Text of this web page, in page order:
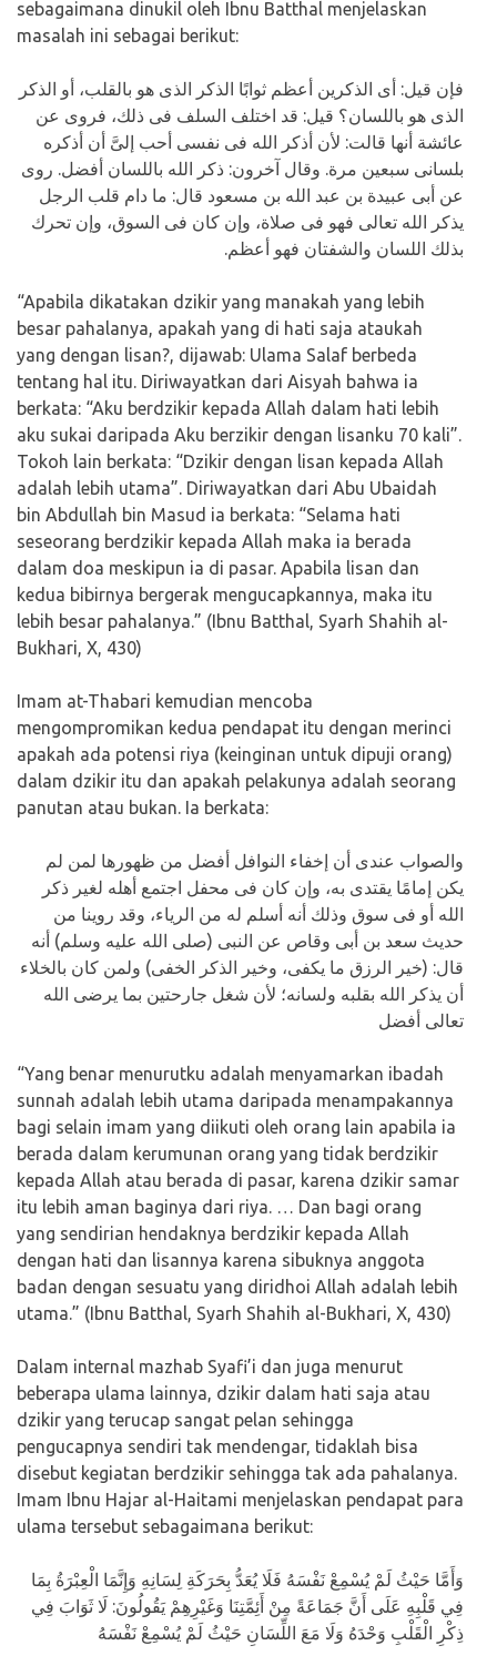
sebagaimana dinukil oleh Ibnu Batthal menjelaskan
masalah ini sebagai berikut:
فإن قيل: أى الذكرين أعظم ثوابًا الذكر الذى هو بالقلب، أو الذكر
الذى هو باللسان؟ قيل: قد اختلف السلف فى ذلك، فروى عن
عائشة أنها قالت: لأن أذكر الله فى نفسى أحب إلىَّ أن أذكره
بلسانى سبعين مرة. وقال آخرون: ذكر الله باللسان أفضل. روى
عن أبى عبيدة بن عبد الله بن مسعود قال: ما دام قلب الرجل
يذكر الله تعالى فهو فى صلاة، وإن كان فى السوق، وإن تحرك
بذلك اللسان والشفتان فهو أعظم.
“Apabila dikatakan dzikir yang manakah yang lebih
besar pahalanya, apakah yang di hati saja ataukah
yang dengan lisan?, dijawab: Ulama Salaf berbeda
tentang hal itu. Diriwayatkan dari Aisyah bahwa ia
berkata: “Aku berdzikir kepada Allah dalam hati lebih
aku sukai daripada Aku berzikir dengan lisanku 70 kali”.
Tokoh lain berkata: “Dzikir dengan lisan kepada Allah
adalah lebih utama”. Diriwayatkan dari Abu Ubaidah
bin Abdullah bin Masud ia berkata: “Selama hati
seseorang berdzikir kepada Allah maka ia berada
dalam doa meskipun ia di pasar. Apabila lisan dan
kedua bibirnya bergerak mengucapkannya, maka itu
lebih besar pahalanya.” (Ibnu Batthal, Syarh Shahih al-
Bukhari, X, 430)
Imam at-Thabari kemudian mencoba
mengompromikan kedua pendapat itu dengan merinci
apakah ada potensi riya (keinginan untuk dipuji orang)
dalam dzikir itu dan apakah pelakunya adalah seorang
panutan atau bukan. Ia berkata:
والصواب عندى أن إخفاء النوافل أفضل من ظهورها لمن لم
يكن إمامًا يقتدى به، وإن كان فى محفل اجتمع أهله لغير ذكر
الله أو فى سوق وذلك أنه أسلم له من الرياء، وقد روينا من
حديث سعد بن أبى وقاص عن النبى (صلى الله عليه وسلم) أنه
قال: (خير الرزق ما يكفى، وخير الذكر الخفى) ولمن كان بالخلاء
أن يذكر الله بقلبه ولسانه؛ لأن شغل جارحتين بما يرضى الله
تعالى أفضل
“Yang benar menurutku adalah menyamarkan ibadah
sunnah adalah lebih utama daripada menampakannya
bagi selain imam yang diikuti oleh orang lain apabila ia
berada dalam kerumunan orang yang tidak berdzikir
kepada Allah atau berada di pasar, karena dzikir samar
itu lebih aman baginya dari riya. … Dan bagi orang
yang sendirian hendaknya berdzikir kepada Allah
dengan hati dan lisannya karena sibuknya anggota
badan dengan sesuatu yang diridhoi Allah adalah lebih
utama.” (Ibnu Batthal, Syarh Shahih al-Bukhari, X, 430)
Dalam internal mazhab Syafi’i dan juga menurut
beberapa ulama lainnya, dzikir dalam hati saja atau
dzikir yang terucap sangat pelan sehingga
pengucapnya sendiri tak mendengar, tidaklah bisa
disebut kegiatan berdzikir sehingga tak ada pahalanya.
Imam Ibnu Hajar al-Haitami menjelaskan pendapat para
ulama tersebut sebagaimana berikut:
وَأَمَّا حَيْثُ لَمْ يُسْمِعْ نَفْسَهُ فَلَا يُعَدُّ بِحَرَكَةِ لِسَانِهِ وَإِنَّمَا الْعِبْرَةُ بِمَا
فِي قَلْبِهِ عَلَى أَنَّ جَمَاعَةً مِنْ أَئِمَّتِنَا وَغَيْرِهِمْ يَقُولُونَ: لَا ثَوَابَ فِي
ذِكْرِ الْقَلْبِ وَحْدَهُ وَلَا مَعَ اللِّسَانِ حَيْثُ لَمْ يُسْمِعْ نَفْسَهُ